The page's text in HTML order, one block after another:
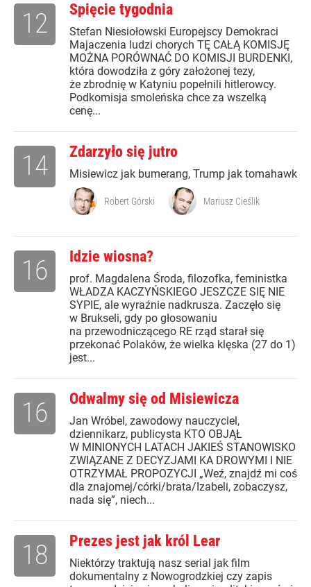
Spięcie tygodnia
Stefan Niesiołowski Europejscy Demokraci
Majaczenia ludzi chorych TĘ CAŁĄ KOMISJĘ
MOŻNA PORÓWNAĆ DO KOMISJI BURDENKI,
która dowodziła z góry założonej tezy,
że zbrodnię w Katyniu popełnili hitlerowcy.
Podkomisja smoleńska chce za wszelką
cenę...
12
Zdarzyło się jutro
Misiewicz jak bumerang, Trump jak tomahawk
14
Robert Górski Mariusz Cieślik
Idzie wiosna?
prof. Magdalena Środa, filozofka, feministka
WŁADZA KACZYŃSKIEGO JESZCZE SIĘ NIE
SYPIE, ale wyraźnie nadkrusza. Zaczęło się
w Brukseli, gdy po głosowaniu
na przewodniczącego RE rząd starał się
przekonać Polaków, że wielka klęska (27 do 1)
jest...
16
Odwalmy się od Misiewicza
Jan Wróbel, zawodowy nauczyciel,
dziennikarz, publicysta KTO OBJĄŁ
W MINIONYCH LATACH JAKIEŚ STANOWISKO
ZWIĄZANE Z DECYZJAMI KA DROWYMI I NIE
OTRZYMAŁ PROPOZYCJI „Weź, znajdź mi coś
dla znajomej/córki/brata/Izabeli, zobaczysz,
nada się”, niech...
16
Prezes jest jak król Lear
Niektórzy traktują nasz serial jak film
dokumentalny z Nowogrodzkiej czy zapis
18